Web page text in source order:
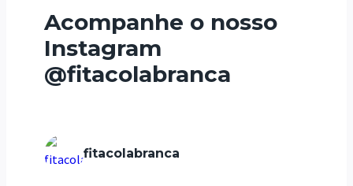
Acompanhe o nosso
Instagram
@fitacolabranca
fitacolabranca